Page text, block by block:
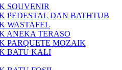
SOUVENIR
PEDESTAL DAN BATHTUB
WASTAFEL
ANEKA TERASO
PARQUETE MOZAIK
BATU KALI